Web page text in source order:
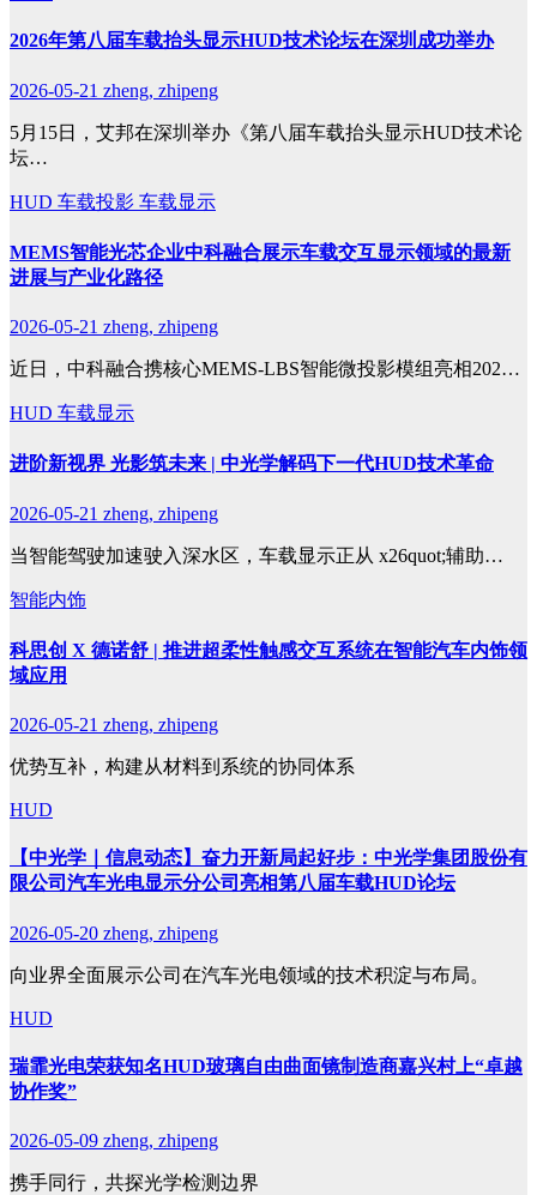
2026年第八届车载抬头显示HUD技术论坛在深圳成功举办
2026-05-21 zheng, zhipeng
5月15日，艾邦在深圳举办《第八届车载抬头显示HUD技术论
坛…
HUD 车载投影 车载显示
MEMS智能光芯企业中科融合展示车载交互显示领域的最新
进展与产业化路径
2026-05-21 zheng, zhipeng
近日，中科融合携核心MEMS-LBS智能微投影模组亮相202…
HUD 车载显示
进阶新视界 光影筑未来 | 中光学解码下一代HUD技术革命
2026-05-21 zheng, zhipeng
当智能驾驶加速驶入深水区，车载显示正从 x26quot;辅助…
智能内饰
科思创 X 德诺舒 | 推进超柔性触感交互系统在智能汽车内饰领
域应用
2026-05-21 zheng, zhipeng
优势互补，构建从材料到系统的协同体系
HUD
【中光学｜信息动态】奋力开新局起好步：中光学集团股份有
限公司汽车光电显示分公司亮相第八届车载HUD论坛
2026-05-20 zheng, zhipeng
向业界全面展示公司在汽车光电领域的技术积淀与布局。
HUD
瑞霏光电荣获知名HUD玻璃自由曲面镜制造商嘉兴村上“卓越
协作奖”
2026-05-09 zheng, zhipeng
携手同行，共探光学检测边界